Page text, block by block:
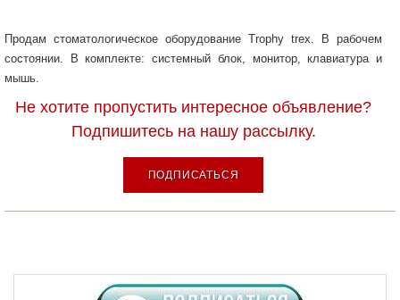
Продам стоматологическое оборудование Trophy trex. В рабочем
состоянии. В комплекте: системный блок, монитор, клавиатура и
мышь.
Не хотите пропустить интересное объявление?
Подпишитесь на нашу рассылку.
ПОДПИСАТЬСЯ